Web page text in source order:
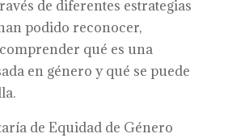
de diferentes estrategias
podido reconocer,
qué es una
en género y qué se puede
de Equidad de Género